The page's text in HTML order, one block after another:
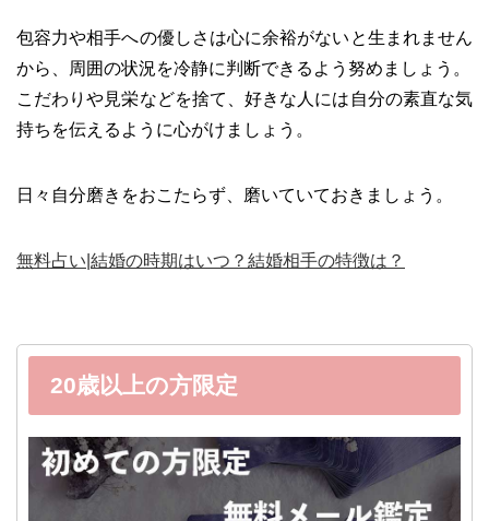
包容力や相手への優しさは心に余裕がないと生まれません
から、周囲の状況を冷静に判断できるよう努めましょう。
こだわりや見栄などを捨て、好きな人には自分の素直な気
持ちを伝えるように心がけましょう。
日々自分磨きをおこたらず、磨いていておきましょう。
無料占い|結婚の時期はいつ？結婚相手の特徴は？
20歳以上の方限定